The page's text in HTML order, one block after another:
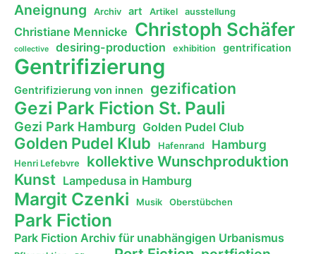
Aneignung Archiv art Artikel ausstellung
Christiane Mennicke Christoph Schäfer
collective desiring-production exhibition gentrification
Gentrifizierung
Gentrifizierung von innen gezification
Gezi Park Fiction St. Pauli
Gezi Park Hamburg Golden Pudel Club
Golden Pudel Klub Hafenrand Hamburg
Henri Lefebvre kollektive Wunschproduktion
Kunst Lampedusa in Hamburg
Margit Czenki Musik Oberstübchen
Park Fiction
Park Fiction Archiv für unabhängigen Urbanismus